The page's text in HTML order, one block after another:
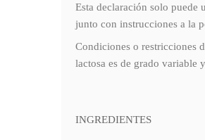
Esta declaración solo puede
junto con instrucciones a la
Condiciones o restricciones
lactosa es de grado variable
INGREDIENTES